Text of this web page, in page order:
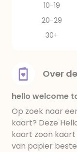
10-19
20-29
30+
Over
hello welcome
Op zoek naar
kaart? Deze
kaart zoon kaart
van papier